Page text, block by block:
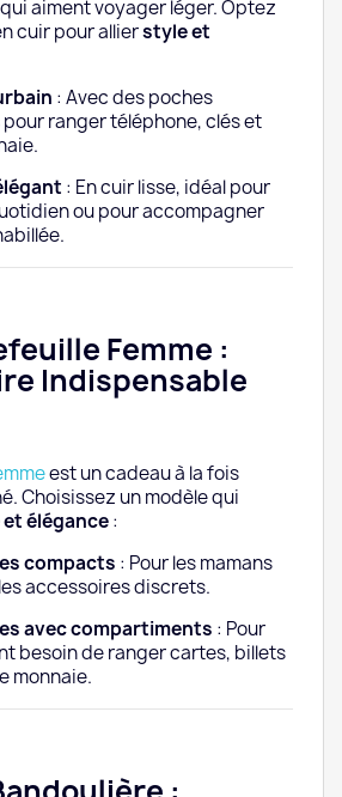
aiment voyager léger. Optez
cuir pour allierstyle et
: Avec des poches
ranger téléphone, clés et
: En cuir lisse, idéal pour
ou pour accompagner
Femme :
Indispensable
est un cadeau à la fois
Choisissez un modèle qui
élégance:
compacts : Pour les mamans
accessoires discrets.
avec compartiments : Pour
besoin de ranger cartes, billets
monnaie.